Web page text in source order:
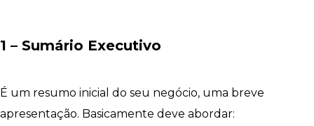
1 – Sumário Executivo
É um resumo inicial do seu negócio, uma breve
apresentação. Basicamente deve abordar: